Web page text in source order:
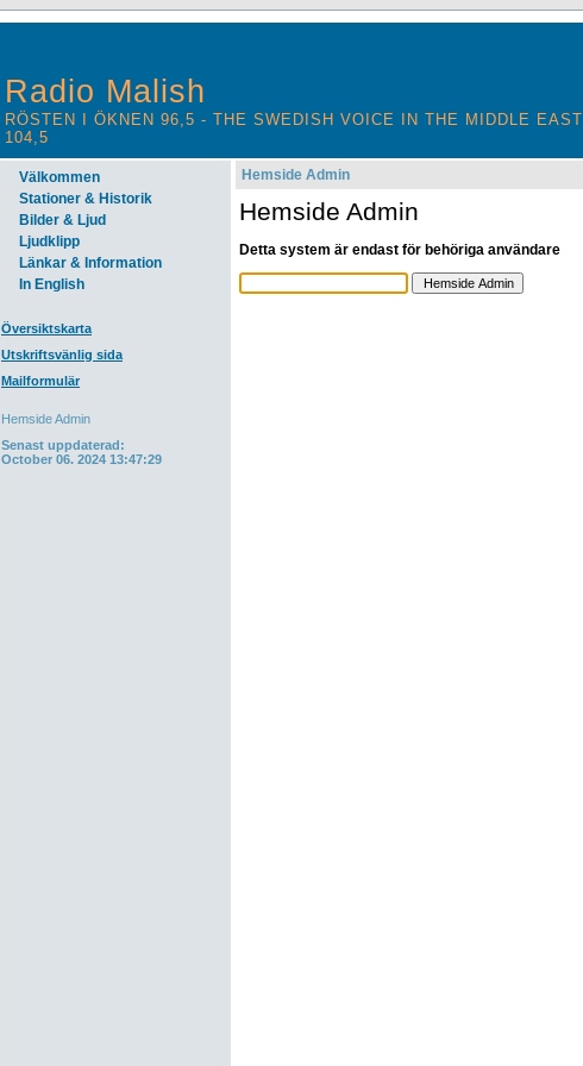
Radio Malish
RÖSTEN I ÖKNEN 96,5 - THE SWEDISH VOICE IN THE MIDDLE EAST
104,5
Välkommen
Stationer & Historik
Bilder & Ljud
Ljudklipp
Länkar & Information
In English
Översiktskarta
Utskriftsvänlig sida
Mailformulär
Hemside Admin
Senast uppdaterad:
October 06. 2024 13:47:29
Hemside Admin
Hemside Admin
Detta system är endast för behöriga användare